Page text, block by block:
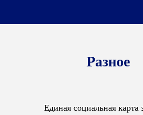
Разное
Единая социальная карта